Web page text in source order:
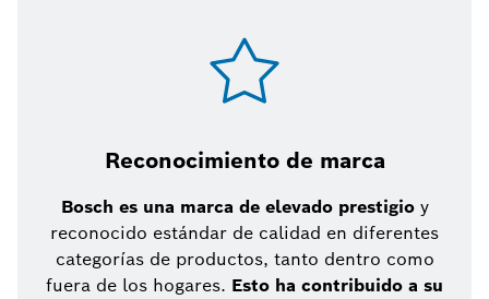
Reconocimiento de marca
Bosch es una marca de elevado prestigioy
reconocido estándar de calidad en diferentes
categorías de productos, tanto dentro como
fuera de los hogares. Esto ha contribuido a su